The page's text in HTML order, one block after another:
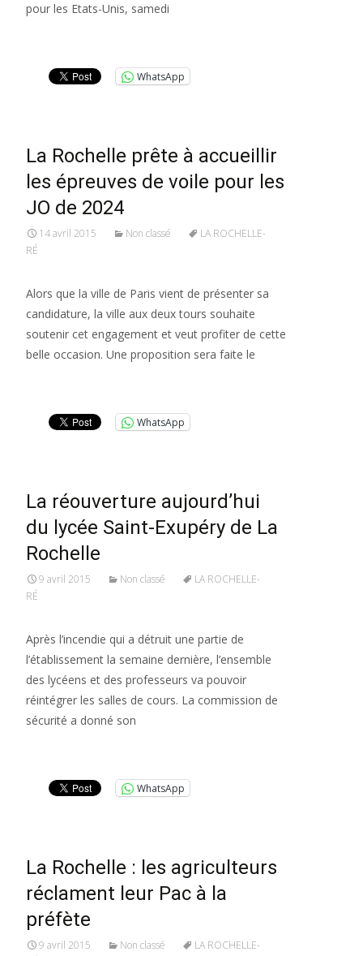
pour les Etats-Unis, samedi
WhatsApp
La Rochelle prête à accueillir
les épreuves de voile pour les
JO de 2024
14 avril 2015 Non classé
LA ROCHELLE-
RÉ
Alors que la ville de Paris vient de présenter sa
candidature, la ville aux deux tours souhaite
soutenir cet engagement et veut profiter de cette
belle occasion. Une proposition sera faite le
WhatsApp
La réouverture aujourd’hui
du lycée Saint-Exupéry de La
Rochelle
9 avril 2015 Non classé
LA ROCHELLE-
RÉ
Après l’incendie qui a détruit une partie de
l’établissement la semaine dernière, l’ensemble
des lycéens et des professeurs va pouvoir
réintégrer les salles de cours. La commission de
sécurité a donné son
WhatsApp
La Rochelle : les agriculteurs
réclament leur Pac à la
préfète
9 avril 2015 Non classé
LA ROCHELLE-